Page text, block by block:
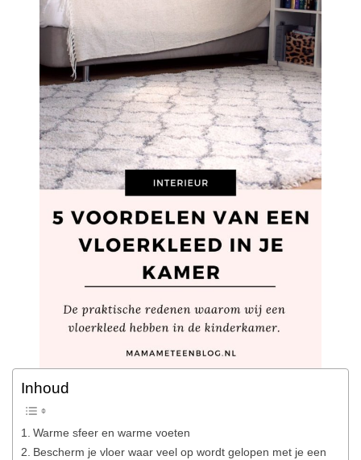
Inhoud
Warme sfeer en warme voeten
Bescherm je vloer waar veel op wordt gelopen met je een